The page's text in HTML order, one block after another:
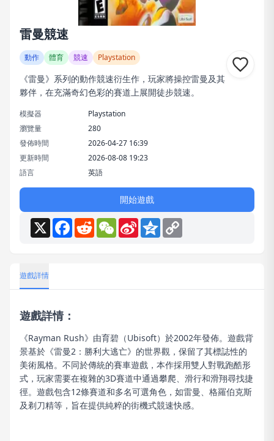
遊戲專題
最近玩過
雷曼競速
動作 體育 競速 Playstation
《雷曼》系列的動作競速衍生作，玩家將操控雷曼及其
夥伴，在充滿奇幻色彩的賽道上展開徒步競速。
模擬器
Playstation
瀏覽量
280
發佈時間
2026-04-27 16:39
更新時間
2026-08-08 19:23
語言
英語
開始遊戲
X Facebook
RedditWeChat
Sina
Weibo
Qzone
遊戲詳情
遊戲詳情：
《Rayman Rush》由育碧（Ubisoft）於2002年發佈。遊戲背
景基於《雷曼2：勝利大逃亡》的世界觀，保留了其標誌性的
美術風格。不同於傳統的賽車遊戲，本作採用雙人對戰跑酷形
式，玩家需要在複雜的3D賽道中通過攀爬、滑行和滑翔尋找捷
徑。遊戲包含12條賽道和多名可選角色，如雷曼、格羅伯克斯
及剃刀精等，旨在提供純粹的街機式競速快感。